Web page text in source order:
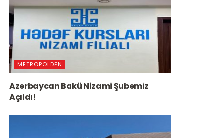
METROPOLDEN
Azerbaycan Bakü Nizami Şubemiz
Açıldı!